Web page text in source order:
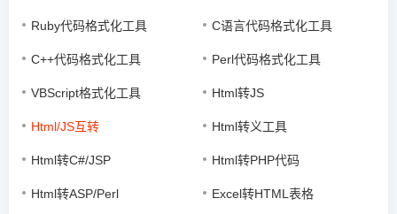
Ruby代码格式化工具 C语言代码格式化工具
C++代码格式化工具 Perl代码格式化工具
VBScript格式化工具 Html转JS
Html/JS互转 Html转义工具
Html转C#/JSP Html转PHP代码
Html转ASP/Perl Excel转HTML表格